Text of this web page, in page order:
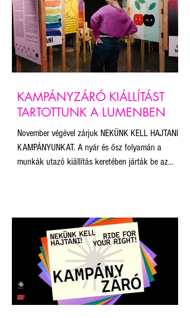
KAMPÁNYZÁRÓ KIÁLLÍTÁST
TARTOTTUNK A LUMENBEN
November végével zárjuk NEKÜNK KELL HAJTANI
KAMPÁNYUNKAT. A nyár és ősz folyamán a
munkák utazó kiállítás keretében járták be az
szabadság, egyenlőség és sokszínűség értékeit
képviselik, és erőteljes vizuális válaszokat adnak
a jogkorlátozásokra és kirekesztő politikára.